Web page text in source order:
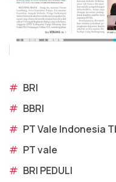
# BRI
# BBRI
# PT Vale Indonesia
# PT vale
# BRI PEDULI